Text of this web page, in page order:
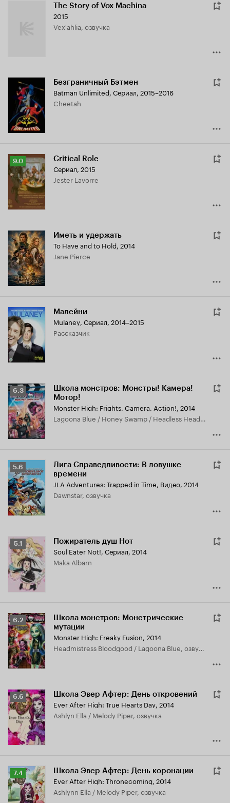
The Story of Vox Machina
2015
Vex'ahlia, озвучка
Безграничный Бэтмен
Batman Unlimited, Сериал, 2015–2016
Cheetah
Рейтинг
Кинопоиска
9.0
9.0 Critical Role
Сериал, 2015
Jester Lavorre
Иметь и удержать
To Have and to Hold, 2014
Jane Pierce
Малейни
Mulaney, Сериал, 2014–2015
рассказчик
Рейтинг
Кинопоиска
6.3
6.3
Школа монстров: Монстры! Камера!
Мотор!
Monster High: Frights, Camera, Action!, 2014
Lagoona Blue / Honey Swamp / Headless Headmistress Nora Bloodgood, озвучка
Рейтинг
Кинопоиска
5.6
5.6
Лига Справедливости: В ловушке
времени
JLA Adventures: Trapped in Time, Видео, 2014
Dawnstar, озвучка
Рейтинг
Кинопоиска
5.1
5.1 Пожиратель душ Нот
Soul Eater Not!, Сериал, 2014
Maka Albarn
Рейтинг
Кинопоиска
6.2
6.2
Школа монстров: Монстрические
мутации
Monster High: Freaky Fusion, 2014
Headmistress Bloodgood / Lagoona Blue, озвучка
Рейтинг
Кинопоиска
6.6
6.6 Школа Эвер Афтер: День откровений
Ever After High: True Hearts Day, 2014
Ashlyn Ella / Melody Piper, озвучка
Рейтинг
Кинопоиска
7.4
7.4 Школа Эвер Афтер: День коронации
Ever After High: Thronecoming, 2014
Ashlynn Ella / Melody Piper, озвучка